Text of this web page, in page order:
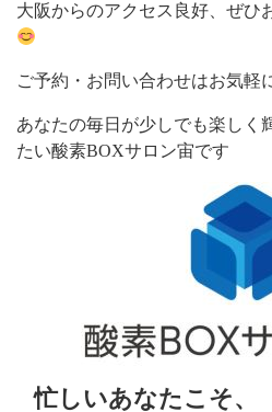
大阪からのアクセス良好、ぜひ
ご予約・お問い合わせはお気軽
あなたの毎日が少しでも楽しく
たい酸素BOXサロン宙です
忙しいあなたこそ、